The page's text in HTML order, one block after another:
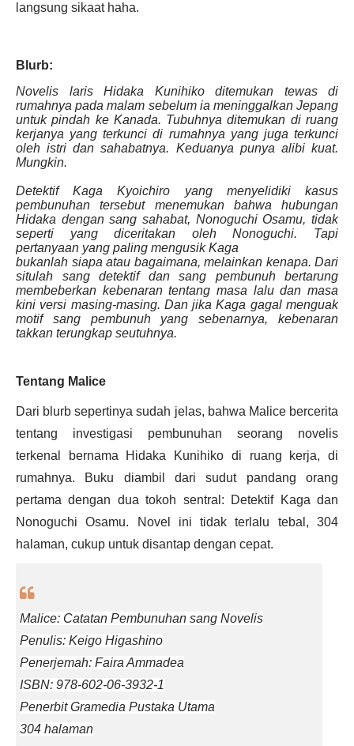
langsung sikaat haha.
Blurb:
Novelis laris Hidaka Kunihiko ditemukan tewas di
rumahnya pada malam sebelum ia meninggalkan Jepang
untuk pindah ke Kanada. Tubuhnya ditemukan di ruang
kerjanya yang terkunci di rumahnya yang juga terkunci
oleh istri dan sahabatnya. Keduanya punya alibi kuat.
Mungkin.
Detektif Kaga Kyoichiro yang menyelidiki kasus
pembunuhan tersebut menemukan bahwa hubungan
Hidaka dengan sang sahabat, Nonoguchi Osamu, tidak
seperti yang diceritakan oleh Nonoguchi. Tapi
pertanyaan yang paling mengusik Kaga
bukanlah siapa atau bagaimana, melainkan kenapa. Dari
situlah sang detektif dan sang pembunuh bertarung
membeberkan kebenaran tentang masa lalu dan masa
kini versi masing-masing. Dan jika Kaga gagal menguak
motif sang pembunuh yang sebenarnya, kebenaran
takkan terungkap seutuhnya.
Tentang Malice
Dari blurb sepertinya sudah jelas, bahwa Malice bercerita
tentang investigasi pembunuhan seorang novelis
terkenal bernama Hidaka Kunihiko di ruang kerja, di
rumahnya. Buku diambil dari sudut pandang orang
pertama dengan dua tokoh sentral: Detektif Kaga dan
Nonoguchi Osamu. Novel ini tidak terlalu tebal, 304
halaman, cukup untuk disantap dengan cepat.
Malice: Catatan Pembunuhan sang Novelis
Penulis: Keigo Higashino
Penerjemah: Faira Ammadea
ISBN: 978-602-06-3932-1
Penerbit Gramedia Pustaka Utama
304 halaman